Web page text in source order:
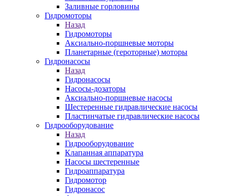
Заливные горловины
Гидромоторы
Назад
Гидромоторы
Аксиально-поршневые моторы
Планетарные (героторные) моторы
Гидронасосы
Назад
Гидронасосы
Насосы-дозаторы
Аксиально-поршневые насосы
Шестеренные гидравлические насосы
Пластинчатые гидравлические насосы
Гидрооборудование
Назад
Гидрооборудование
Клапанная аппаратура
Насосы шестеренные
Гидроаппаратура
Гидромотор
Гидронасос